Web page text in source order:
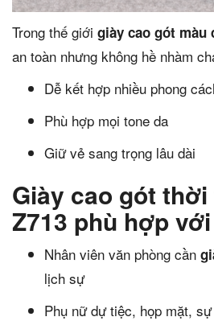
Trong thế giới giày cao gót màu
an toàn nhưng không hề nhàm
Dễ kết hợp nhiều phong
Phù hợp mọi tone da
Giữ vẻ sang trọng lâu dài
Giày cao gót
Z713 phù hợp
Nhân viên văn phòng cần
lịch sự
Phụ nữ dự tiệc, họp mặt,